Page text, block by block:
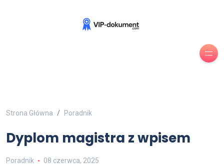
Strona Główna Poradnik
Dyplom magistra z wpisem
Poradnik 08 czerwca, 2025